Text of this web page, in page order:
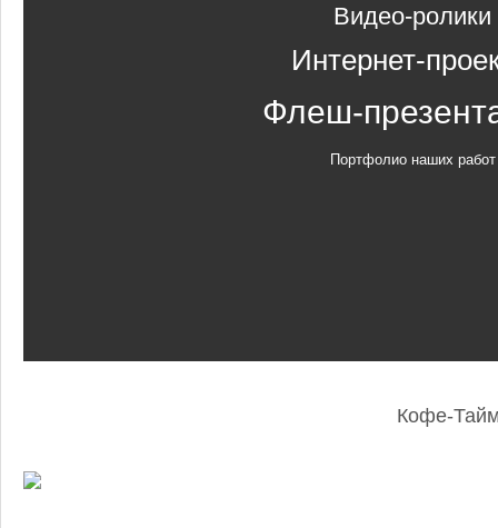
Видео-ролики
Интернет-
Флеш-
Портфолио наших работ
Кофе-